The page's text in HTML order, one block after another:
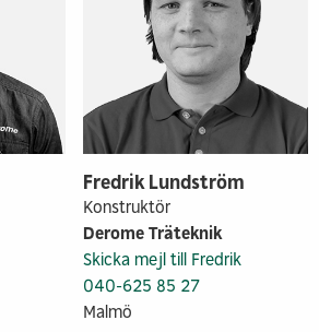
Fredrik Lundström
Konstruktör
Derome Träteknik
Skicka mejl till Fredrik
040-625 85 27
Malmö